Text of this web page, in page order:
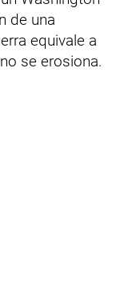
de una
equivale a
se erosiona.